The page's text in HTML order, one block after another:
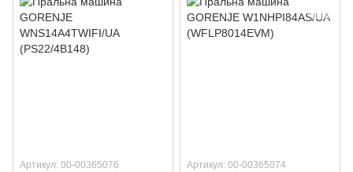
Артикул: 00-00365076 Артикул: 00-00365074